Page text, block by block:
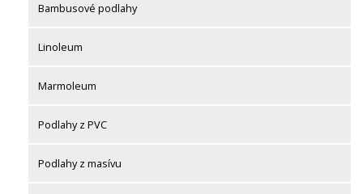
Bambusové podlahy
Linoleum
Marmoleum
Podlahy z PVC
Podlahy z masívu